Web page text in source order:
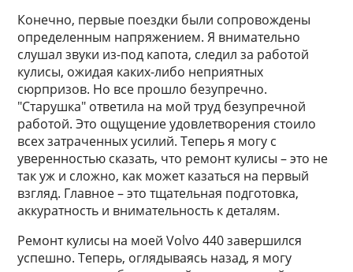
Конечно, первые поездки были сопровождены
определенным напряжением. Я внимательно
слушал звуки из-под капота, следил за работой
кулисы, ожидая каких-либо неприятных
сюрпризов. Но все прошло безупречно.
"Старушка" ответила на мой труд безупречной
работой. Это ощущение удовлетворения стоило
всех затраченных усилий. Теперь я могу с
уверенностью сказать, что ремонт кулисы – это не
так уж и сложно, как может казаться на первый
взгляд. Главное – это тщательная подготовка,
аккуратность и внимательность к деталям.
Ремонт кулисы на моей Volvo 440 завершился
успешно. Теперь, оглядываясь назад, я могу